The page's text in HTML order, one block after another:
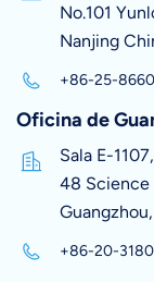
No.101
Nanjing
+86-25-
Oficina de
Sala E-
48 Science
+86-20-